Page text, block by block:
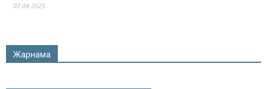
07.04.2025
Жарнама